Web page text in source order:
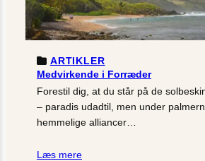
ARTIKLER
Medvirkende i Forræder
Forestil dig, at du står på de
– paradis udadtil, men under
hemmelige alliancer…
Læs mere